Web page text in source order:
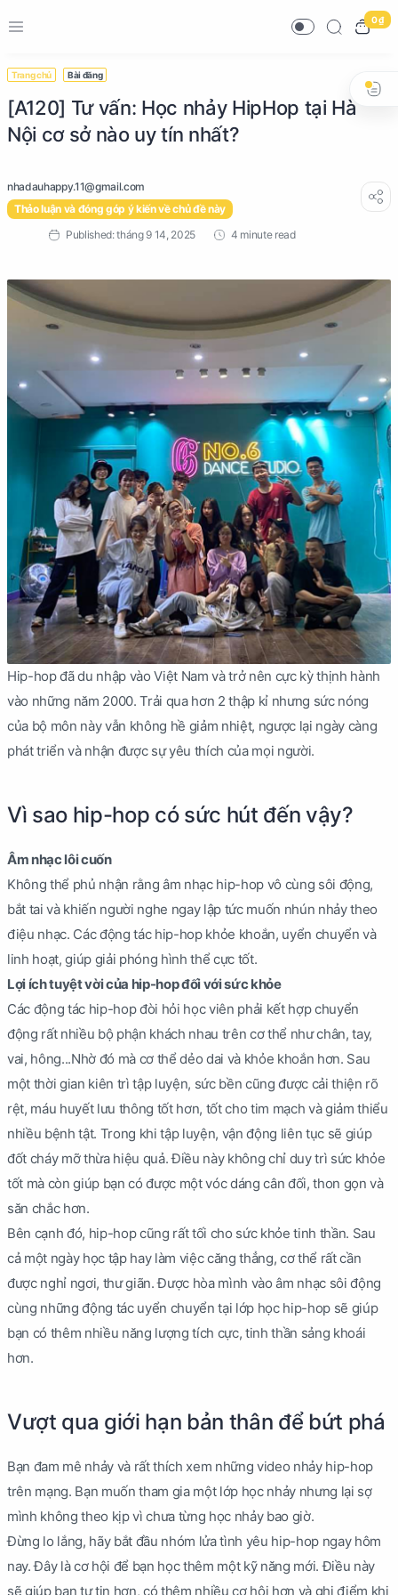
0 ₫
Trang chủ Bài đăng
[A120] Tư vấn: Học nhảy HipHop tại Hà
Nội cơ sở nào uy tín nhất?
Thảo luận và đóng góp ý kiến về chủ đề này
4 minute read
Hip-hop đã du nhập vào Việt Nam và trở nên cực kỳ thịnh hành
vào những năm 2000. Trải qua hơn 2 thập kỉ nhưng sức nóng
của bộ môn này vẫn không hề giảm nhiệt, ngược lại ngày càng
phát triển và nhận được sự yêu thích của mọi người.
Vì sao hip-hop có sức hút đến vậy?
Âm nhạc lôi cuốn
Không thể phủ nhận rằng âm nhạc hip-hop vô cùng sôi động,
bắt tai và khiến người nghe ngay lập tức muốn nhún nhảy theo
điệu nhạc. Các động tác hip-hop khỏe khoắn, uyển chuyển và
linh hoạt, giúp giải phóng hình thể cực tốt.
Lợi ích tuyệt vời của hip-hop đối với sức khỏe
Các động tác hip-hop đòi hỏi học viên phải kết hợp chuyển
động rất nhiều bộ phận khách nhau trên cơ thể như chân, tay,
vai, hông...Nhờ đó mà cơ thể dẻo dai và khỏe khoắn hơn. Sau
một thời gian kiên trì tập luyện, sức bền cũng được cải thiện rõ
rệt, máu huyết lưu thông tốt hơn, tốt cho tim mạch và giảm thiểu
nhiều bệnh tật. Trong khi tập luyện, vận động liên tục sẽ giúp
đốt cháy mỡ thừa hiệu quả. Điều này không chỉ duy trì sức khỏe
tốt mà còn giúp bạn có được một vóc dáng cân đối, thon gọn và
săn chắc hơn.
Bên cạnh đó, hip-hop cũng rất tối cho sức khỏe tinh thần. Sau
cả một ngày học tập hay làm việc căng thẳng, cơ thể rất cần
được nghỉ ngơi, thư giãn. Được hòa mình vào âm nhạc sôi động
cùng những động tác uyển chuyển tại lớp học hip-hop sẽ giúp
bạn có thêm nhiều năng lượng tích cực, tinh thần sảng khoái
hơn.
Vượt qua giới hạn bản thân để bứt phá
Bạn đam mê nhảy và rất thích xem những video nhảy hip-hop
trên mạng. Bạn muốn tham gia một lớp học nhảy nhưng lại sợ
mình không theo kịp vì chưa từng học nhảy bao giờ.
Đừng lo lắng, hãy bắt đầu nhóm lửa tình yêu hip-hop ngay hôm
nay. Đây là cơ hội để bạn học thêm một kỹ năng mới. Điều này
sẽ giúp bạn tự tin hơn, có thêm nhiều cơ hội hơn và ghi điểm khi